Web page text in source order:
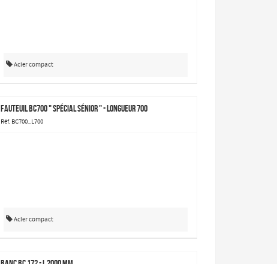
Acier compact
Fauteuil BC700 " spécial sénior " - longueur 700
Réf. BC700_L700
Acier compact